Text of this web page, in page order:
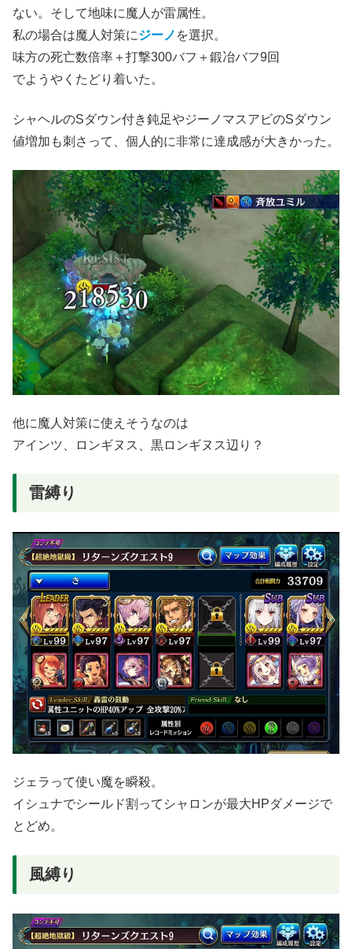
ない。そして地味に魔人が雷属性。
私の場合は魔人対策にジーノ を選択。
味方の死亡数倍率＋打撃300バフ＋鍛冶バフ9回
でようやくたどり着いた。
シャヘルのSダウン付き鈍足やジーノマスアビのSダウン
値増加も刺さって、個人的に非常に達成感が大きかった。
他に魔人対策に使えそうなのは
アインツ、ロンギヌス、黒ロンギヌス辺り？
雷縛り
ジェラって使い魔を瞬殺。
イシュナでシールド割ってシャロンが最大HPダメージで
とどめ。
風縛り